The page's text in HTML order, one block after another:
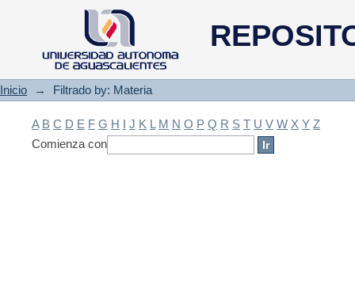
Filtrado by: Materia
Inicio → Filtrado by: Materia
A B C D E F G H I J K L M N O P Q R S T U V W X Y Z
Comienza con